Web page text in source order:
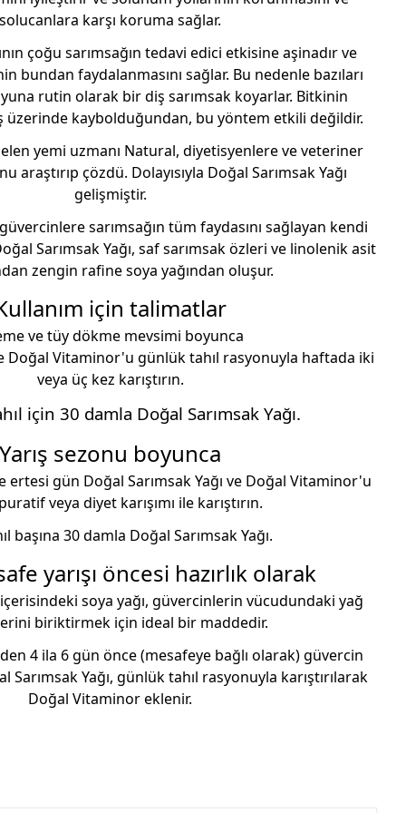
solucanlara karşı koruma sağlar.
çoğu sarımsağın tedavi edici etkisine aşinadır ve
bundan faydalanmasını sağlar. Bu nedenle bazıları
rutin olarak bir diş sarımsak koyarlar. Bitkinin
üzerinde kaybolduğundan, bu yöntem etkili değildir.
yemi uzmanı Natural, diyetisyenlere ve veteriner
araştırıp çözdü. Dolayısıyla Doğal Sarımsak Yağı
gelişmiştir.
sarımsağın tüm faydasını sağlayan kendi
Sarımsak Yağı, saf sarımsak özleri ve linolenik asit
zengin rafine soya yağından oluşur.
için talimatlar
ve tüy dökme mevsimi boyunca
Doğal Vitaminor'u günlük tahıl rasyonuyla haftada iki
veya üç kez karıştırın.
için 30 damla Doğal Sarımsak Yağı.
Yarış sezonu boyunca
ertesi gün Doğal Sarımsak Yağı ve Doğal Vitaminor'u
veya diyet karışımı ile karıştırın.
başına 30 damla Doğal Sarımsak Yağı.
yarışı öncesi hazırlık olarak
içerisindeki soya yağı, güvercinlerin vücudundaki yağ
biriktirmek için ideal bir maddedir.
4 ila 6 gün önce (mesafeye bağlı olarak) güvercin
Sarımsak Yağı, günlük tahıl rasyonuyla karıştırılarak
Doğal Vitaminor eklenir.